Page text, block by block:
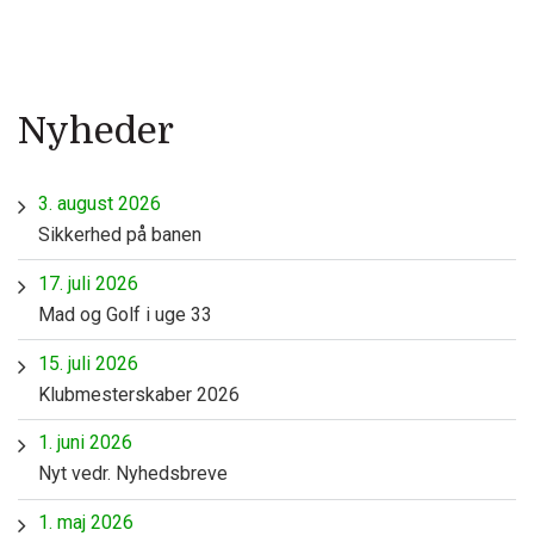
Nyheder
3. august 2026
Sikkerhed på banen
17. juli 2026
Mad og Golf i uge 33
15. juli 2026
Klubmesterskaber 2026
1. juni 2026
Nyt vedr. Nyhedsbreve
1. maj 2026